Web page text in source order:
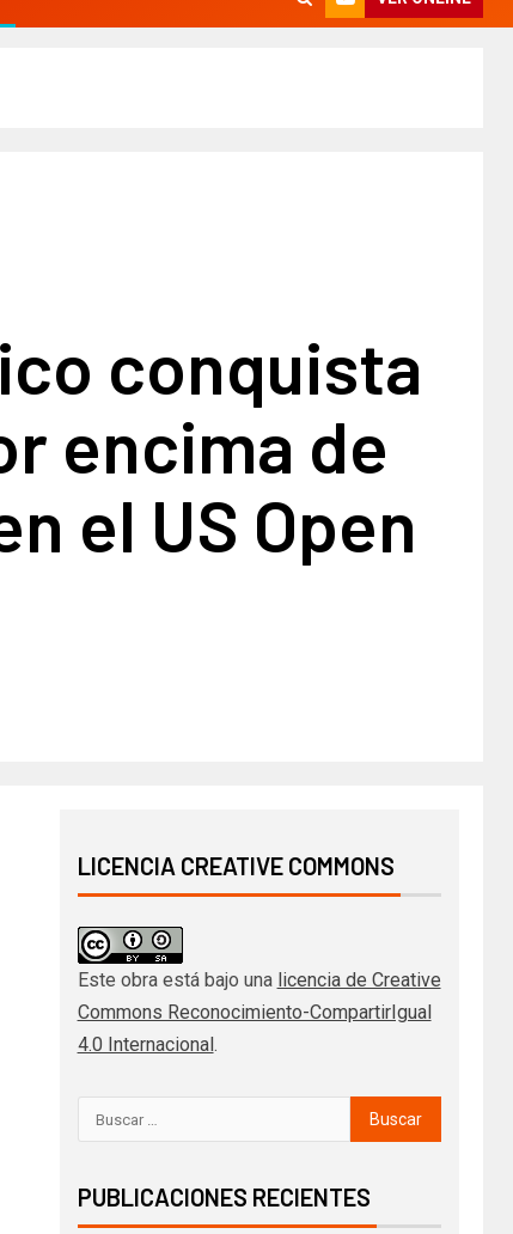
conquista
encima de
el US Open
LICENCIA CREATIVE COMMONS
Este obra está bajo una licencia de Creative
Commons Reconocimiento-CompartirIgual
4.0 Internacional .
PUBLICACIONES RECIENTES